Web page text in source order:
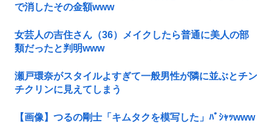
で消したその金額www
女芸人の吉住さん（36）メイクしたら普通に美人の部
類だったと判明www
瀬戸環奈がスタイルよすぎて一般男性が隣に並ぶとチン
チクリンに見えてしまう
【画像】つるの剛士「キムタクを模写した」ﾊﾟｼｬｯwww